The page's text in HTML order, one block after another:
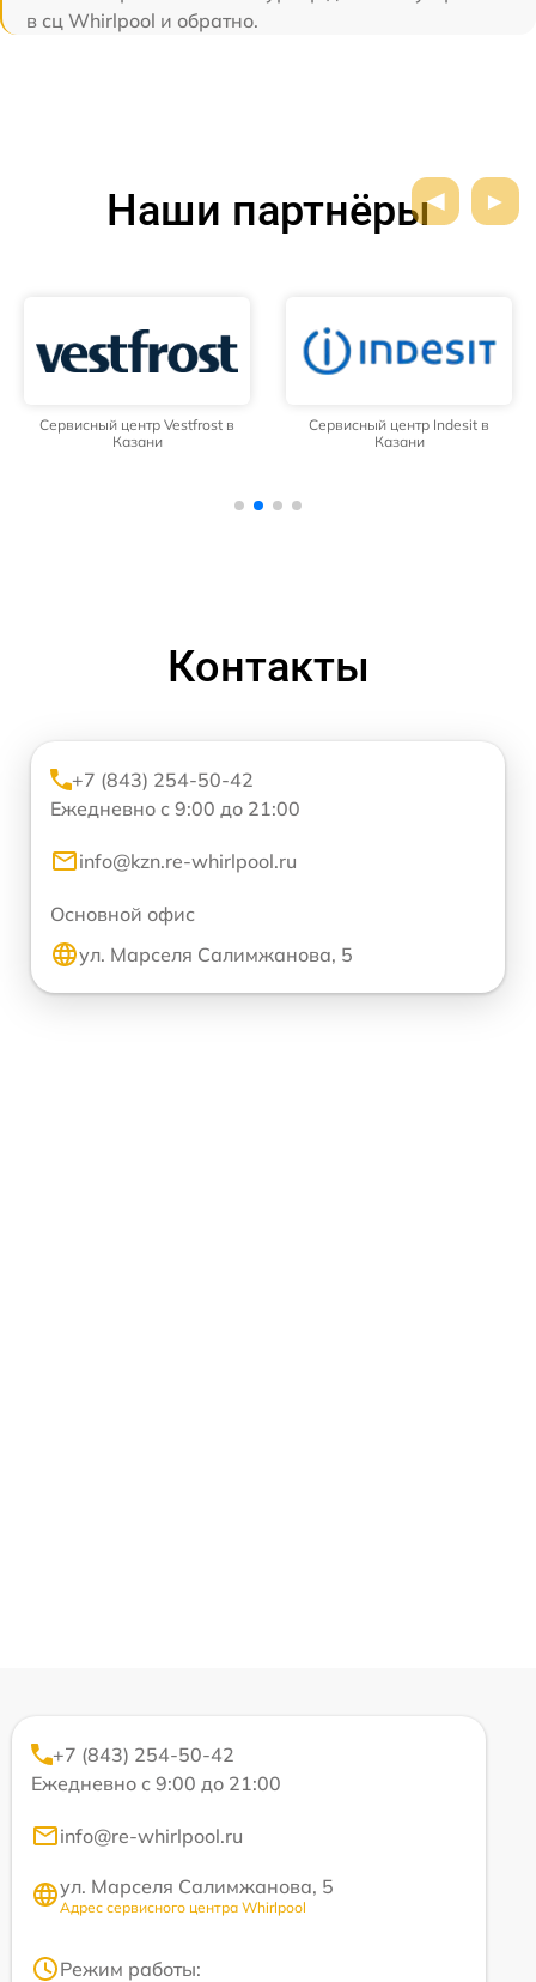
в сц Whirlpool и обратно.
Наши партнёры
Сервисный центр Vestfrost в
Казани
Сервисный центр Indesit в
Казани
Контакты
+7 (843) 254-50-42
Ежедневно с 9:00 до 21:00
info@kzn.re-whirlpool.ru
Основной офис
ул. Марселя Салимжанова, 5
+7 (843) 254-50-42
Ежедневно с 9:00 до 21:00
info@re-whirlpool.ru
ул. Марселя Салимжанова, 5
Адрес сервисного центра Whirlpool
Режим работы: